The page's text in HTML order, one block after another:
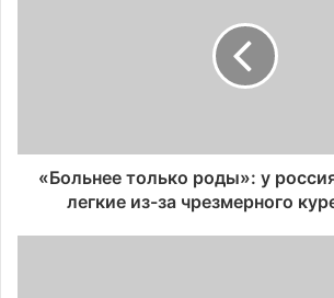
«Больнее только роды»: у
легкие из-за чрезмерного